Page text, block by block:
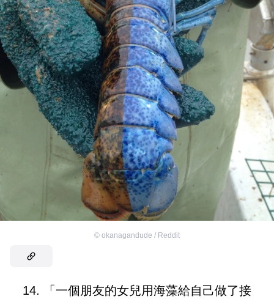
© okanagandude / Reddit
14. 「一個朋友的女兒用海藻給自己做了接